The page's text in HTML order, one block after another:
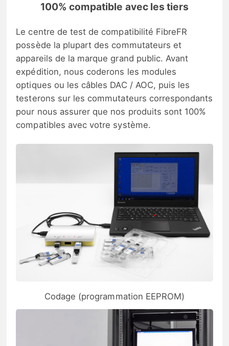
100% compatible avec les tiers
Le centre de test de compatibilité FibreFR
possède la plupart des commutateurs et
appareils de la marque grand public. Avant
expédition, nous coderons les modules
optiques ou les câbles DAC / AOC, puis les
testerons sur les commutateurs correspondants
pour nous assurer que nos produits sont 100%
compatibles avec votre système.
Codage (programmation EEPROM)